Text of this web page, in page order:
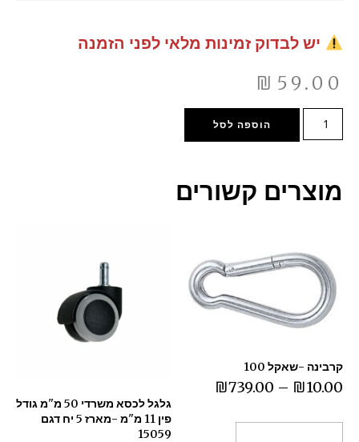
יש לבדוק זמינות מלאי לפני הזמנה
₪ 59.00
הוספה לסל
מוצרים קשורים
קרבינה -שאקל 100
₪10.00
–
₪739.00
גלגל לכסא משרדי 50 מ"מ גודל
פין 11 מ"מ -מארז 5 יח דגם
15059